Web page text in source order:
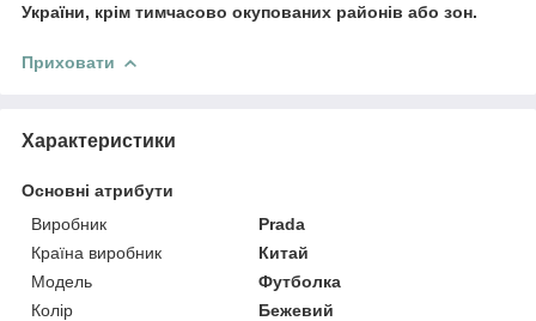
України, крім тимчасово окупованих районів або зон.
Приховати
Характеристики
Основні атрибути
Виробник
Prada
Країна виробник
Китай
Модель
Футболка
Колір
Бежевий